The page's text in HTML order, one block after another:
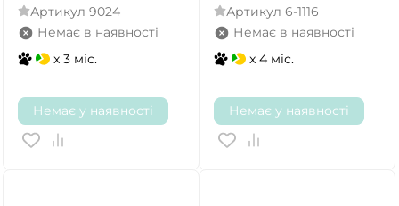
Артикул 9024
Немає в наявності
x 3 міс.
Немає у наявності
Артикул 6-1116
Немає в наявності
x 4 міс.
Немає у наявності